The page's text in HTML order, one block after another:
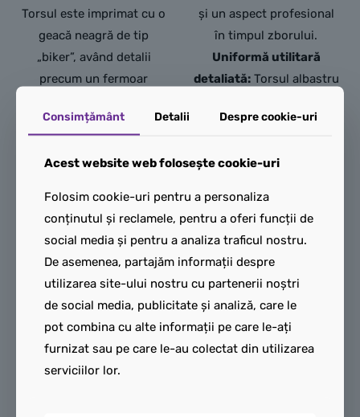
Torsul este imprimat cu o
geacă neagră de tip
„biker”, având detalii
precum un fermoar
și un tricou gri pe
Expresie facială cu
un zâmbet viclean și o
barbă de câteva zile
și un aspect profesional
în timpul zborului.
Uniformă utilitară
detaliată:Torsul albastru
cu fermoare, buzunare
siguranță, sugerând un
Insignă sau logo de
adesea un mic logo pe
piept, care îl identifică
drept personal autorizat
al diviziilor de transport
Consimțământ Detalii Despre cookie-uri
Acest website web folosește cookie-uri
Folosim cookie-uri pentru a personaliza
conținutul și reclamele, pentru a oferi funcții de
social media și pentru a analiza traficul nostru.
De asemenea, partajăm informații despre
utilizarea site-ului nostru cu partenerii noștri
de social media, publicitate și analiză, care le
pot combina cu alte informații pe care le-ați
furnizat sau pe care le-au colectat din utilizarea
serviciilor lor.